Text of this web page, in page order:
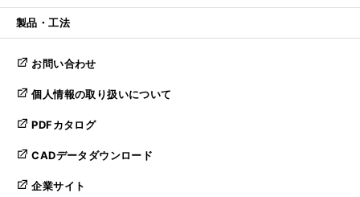
製品・工法
お問い合わせ
個人情報の取り扱いについて
PDFカタログ
CADデータダウンロード
企業サイト